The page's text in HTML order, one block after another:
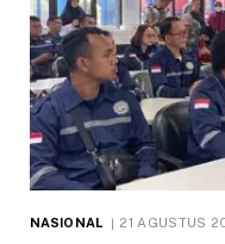
NASIONAL 21 AGUSTUS